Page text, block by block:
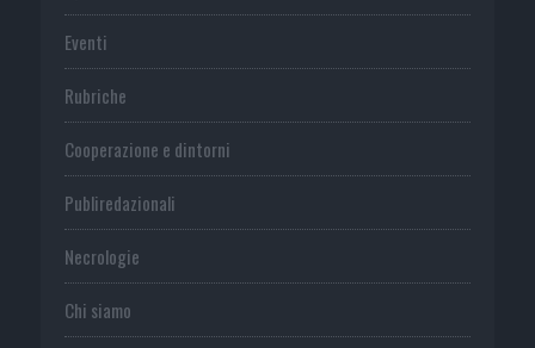
Eventi
Rubriche
Cooperazione e dintorni
Publiredazionali
Necrologie
Chi siamo